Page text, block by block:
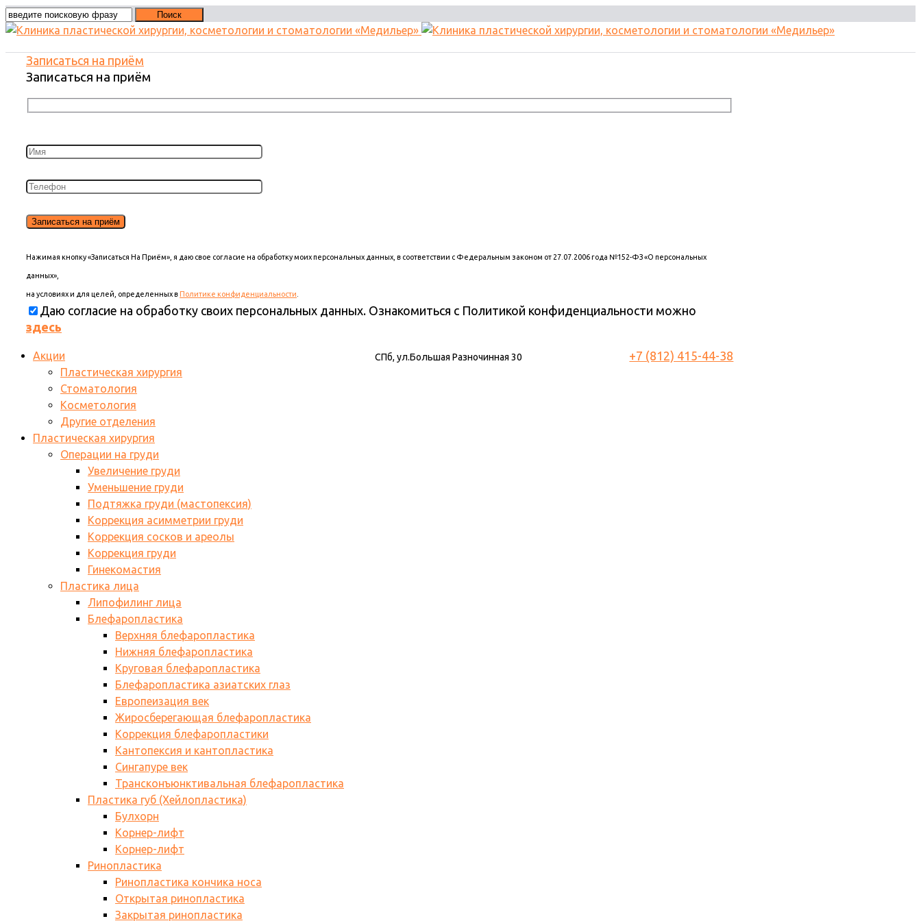
Записаться на приём
Записаться на приём
Нажимая кнопку «Записаться На Приём», я даю свое согласие на обработку моих персональных данных, в соответствии с Федеральным законом от 27.07.2006 года №152-ФЗ «О персональных
данных»,
на условиях и для целей, определенных в Политике конфиденциальности
Даю согласие на обработку своих персональных данных. Ознакомиться с Политикой конфиденциальности можно
здесь
+7 (812) 415-44-38
СПб, ул.Большая Разночинная 30
Акции
Пластическая хирургия
Стоматология
Косметология
Другие отделения
Пластическая хирургия
Операции на груди
Увеличение груди
Уменьшение груди
Подтяжка груди (мастопексия)
Коррекция асимметрии груди
Коррекция сосков и ареолы
Коррекция груди
Гинекомастия
Пластика лица
Липофилинг лица
Блефаропластика
Верхняя блефаропластика
Нижняя блефаропластика
Круговая блефаропластика
Блефаропластика азиатских глаз
Европеизация век
Жиросберегающая блефаропластика
Коррекция блефаропластики
Кантопексия и кантопластика
Сингапуре век
Трансконъюнктивальная блефаропластика
Пластика губ (Хейлопластика)
Булхорн
Корнер-лифт
Корнер-лифт
Ринопластика
Ринопластика кончика носа
Открытая ринопластика
Закрытая ринопластика